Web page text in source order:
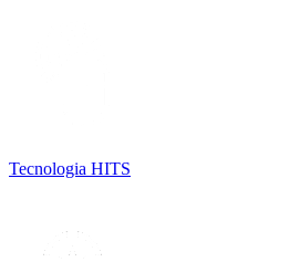
Tecnologia HITS